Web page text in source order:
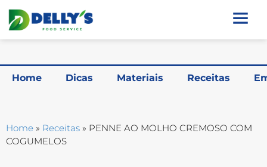
Home Dicas Materiais Receitas
Home » Receitas » PENNE AO MOLHO CREMOSO COM
COGUMELOS